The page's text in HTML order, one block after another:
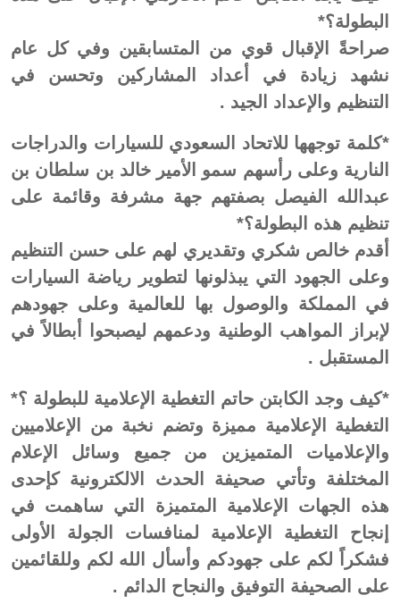
البطولة؟*
صراحةً الإقبال قوي من المتسابقين وفي كل عام
نشهد زيادة في أعداد المشاركين وتحسن في
التنظيم والإعداد الجيد .
*كلمة توجهها للاتحاد السعودي للسيارات والدراجات
النارية وعلى رأسهم سمو الأمير خالد بن سلطان بن
عبدالله الفيصل بصفتهم جهة مشرفة وقائمة على
تنظيم هذه البطولة؟*
أقدم خالص شكري وتقديري لهم على حسن التنظيم
وعلى الجهود التي يبذلونها لتطوير رياضة السيارات
في المملكة والوصول بها للعالمية وعلى جهودهم
لإبراز المواهب الوطنية ودعمهم ليصبحوا أبطالاً في
المستقبل .
*كيف وجد الكابتن حاتم التغطية الإعلامية للبطولة ؟*
التغطية الإعلامية مميزة وتضم نخبة من الإعلاميين
والإعلاميات المتميزين من جميع وسائل الإعلام
المختلفة وتأتي صحيفة الحدث الالكترونية كإحدى
هذه الجهات الإعلامية المتميزة التي ساهمت في
إنجاح التغطية الإعلامية لمنافسات الجولة الأولى
فشكراً لكم على جهودكم وأسأل الله لكم وللقائمين
على الصحيفة التوفيق والنجاح الدائم .